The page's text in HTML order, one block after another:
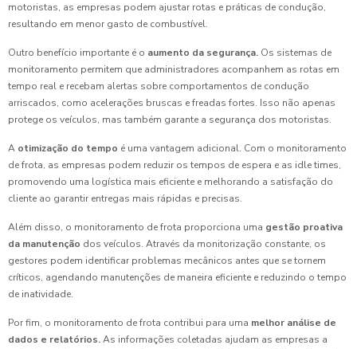
motoristas, as empresas podem ajustar rotas e práticas de condução,
resultando em menor gasto de combustível.
Outro benefício importante é o aumento da segurança. Os sistemas de
monitoramento permitem que administradores acompanhem as rotas em
tempo real e recebam alertas sobre comportamentos de condução
arriscados, como acelerações bruscas e freadas fortes. Isso não apenas
protege os veículos, mas também garante a segurança dos motoristas.
A otimização do tempo é uma vantagem adicional. Com o monitoramento
de frota, as empresas podem reduzir os tempos de espera e as idle times,
promovendo uma logística mais eficiente e melhorando a satisfação do
cliente ao garantir entregas mais rápidas e precisas.
Além disso, o monitoramento de frota proporciona uma gestão proativa
da manutenção dos veículos. Através da monitorização constante, os
gestores podem identificar problemas mecânicos antes que se tornem
críticos, agendando manutenções de maneira eficiente e reduzindo o tempo
de inatividade.
Por fim, o monitoramento de frota contribui para uma melhor análise de
dados e relatórios.As informações coletadas ajudam as empresas a